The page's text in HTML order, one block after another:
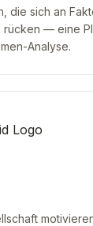
die sich an
rücken — eine
Analyse.